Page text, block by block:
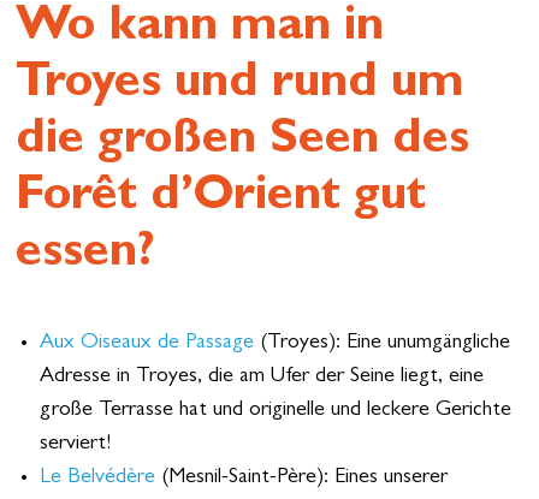
Wo kann man in
Troyes und rund um
die großen Seen des
Forêt d’Orient gut
essen?
Aux Oiseaux de Passage (Troyes): Eine unumgängliche
Adresse in Troyes, die am Ufer der Seine liegt, eine
große Terrasse hat und originelle und leckere Gerichte
serviert!
Le Belvédère (Mesnil-Saint-Père): Eines unserer